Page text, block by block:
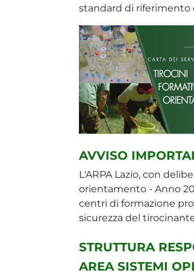
standard di riferimento
AVVISO
L'ARPA Lazio, con
orientamento - Anno
centri di formazione
sicurezza del
STRUTTURA
AREA SISTEMI